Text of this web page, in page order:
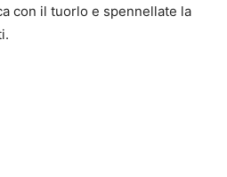
con il tuorlo e spennellate la